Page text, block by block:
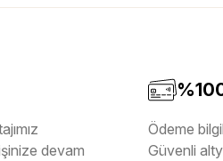
devam
Ödeme
Güvenli